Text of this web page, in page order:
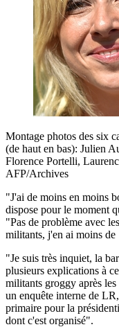
Montage photos des six
(de haut en bas): Julien
Florence Portelli,
AFP/Archives
"J'ai de moins en moins
dispose pour le moment
"Pas de problème avec
militants, j'en ai moins
"Je suis très inquiet, la
plusieurs explications à
militants groggy après
un enquête interne de
primaire pour la
dont c'est organisé".